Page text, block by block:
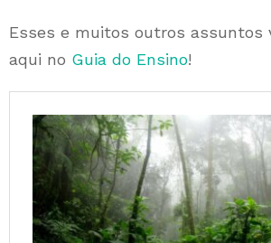
Esses e muitos outros assuntos
aqui no Guia do Ensino!